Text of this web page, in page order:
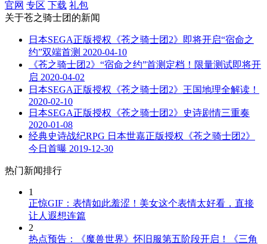
官网 专区 下载 礼包
关于苍之骑士团 的新闻
日本SEGA正版授权《苍之骑士团2》即将开启“宿命之
约”双端首测 2020-04-10
《苍之骑士团2》“宿命之约”首测定档！限量测试即将开
启 2020-04-02
日本SEGA正版授权《苍之骑士团2》王国地理全解读！
2020-02-10
日本SEGA正版授权《苍之骑士团2》史诗剧情三重奏
2020-01-08
经典史诗战纪RPG 日本世嘉正版授权《苍之骑士团2》
今日首曝 2019-12-30
热门新闻排行
1
正惊GIF：表情如此羞涩！美女这个表情太好看，直接
让人遐想连篇
2
热点预告：《魔兽世界》怀旧服第五阶段开启！《三角